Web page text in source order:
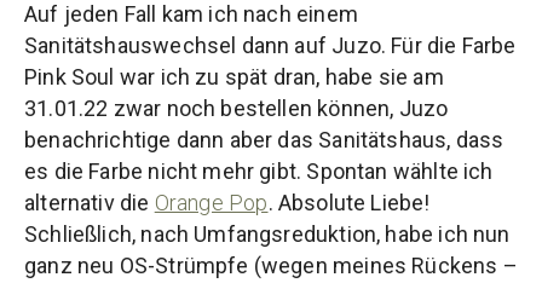
Auf jeden Fall kam ich nach einem
Sanitätshauswechsel dann auf Juzo. Für die Farbe
Pink Soul war ich zu spät dran, habe sie am
31.01.22 zwar noch bestellen können, Juzo
benachrichtige dann aber das Sanitätshaus, dass
es die Farbe nicht mehr gibt. Spontan wählte ich
alternativ die Orange Pop. Absolute Liebe!
Schließlich, nach Umfangsreduktion, habe ich nun
ganz neu OS-Strümpfe (wegen meines Rückens –